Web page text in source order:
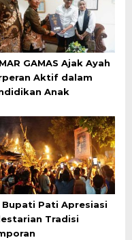
GAMAS Ajak Ayah
Aktif dalam
Anak
Bupati Pati Apresiasi
Tradisi